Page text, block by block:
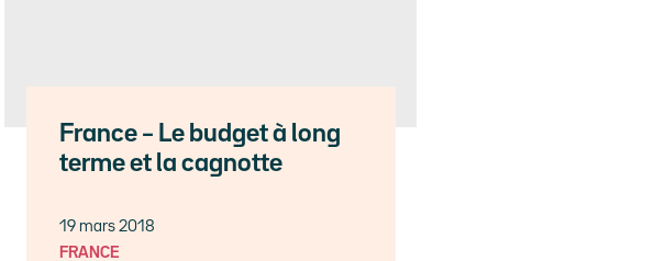
France – Le budget à long
terme et la cagnotte
19 mars 2018
FRANCE